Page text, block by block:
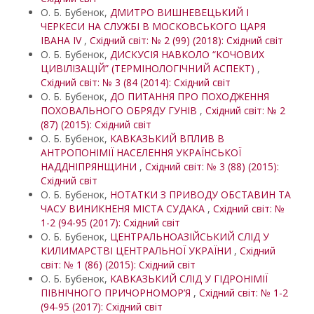
О. Б. Бубенок, ДМИТРО ВИШНЕВЕЦЬКИЙ І
ЧЕРКЕСИ НА СЛУЖБІ В МОСКОВСЬКОГО ЦАРЯ
ІВАНА IV , Східний світ: № 2 (99) (2018): Східний світ
О. Б. Бубенок, ДИСКУСІЯ НАВКОЛО “КОЧОВИХ
ЦИВІЛІЗАЦІЙ” (ТЕРМІНОЛОГІЧНИЙ АСПЕКТ) ,
Східний світ: № 3 (84 (2014): Східний світ
О. Б. Бубенок, ДО ПИТАННЯ ПРО ПОХОДЖЕННЯ
ПОХОВАЛЬНОГО ОБРЯДУ ГУНІВ , Східний світ: № 2
(87) (2015): Східний світ
О. Б. Бубенок, КАВКАЗЬКИЙ ВПЛИВ В
АНТРОПОНІМІЇ НАСЕЛЕННЯ УКРАЇНСЬКОЇ
НАДДНІПРЯНЩИНИ , Східний світ: № 3 (88) (2015):
Східний світ
О. Б. Бубенок, НОТАТКИ З ПРИВОДУ ОБСТАВИН ТА
ЧАСУ ВИНИКНЕНЯ МІСТА СУДАКА , Східний світ: №
1-2 (94-95 (2017): Східний світ
О. Б. Бубенок, ЦЕНТРАЛЬНОАЗІЙСЬКИЙ СЛІД У
КИЛИМАРСТВІ ЦЕНТРАЛЬНОЇ УКРАЇНИ , Східний
світ: № 1 (86) (2015): Східний світ
О. Б. Бубенок, КАВКАЗЬКИЙ СЛІД У ГІДРОНІМІЇ
ПІВНІЧНОГО ПРИЧОРНОМОР’Я , Східний світ: № 1-2
(94-95 (2017): Східний світ